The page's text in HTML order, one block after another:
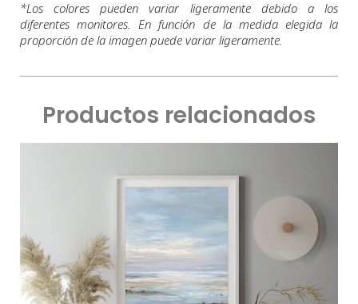
*Los colores pueden variar ligeramente debido a los
diferentes monitores. En función de la medida elegida la
proporción de la imagen puede variar ligeramente.
Productos relacionados